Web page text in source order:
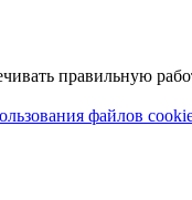
правильную
файлов